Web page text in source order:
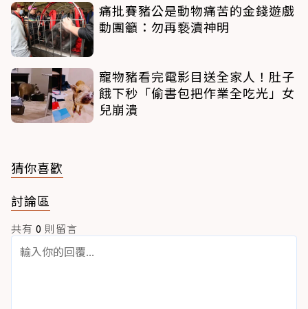
痛批賽豬公是動物痛苦的金錢遊戲
動團籲：勿再褻瀆神明
寵物豬看完電影目送全家人！肚子
餓下秒「偷書包把作業全吃光」女
兒崩潰
猜你喜歡
討論區
共有 0 則留言